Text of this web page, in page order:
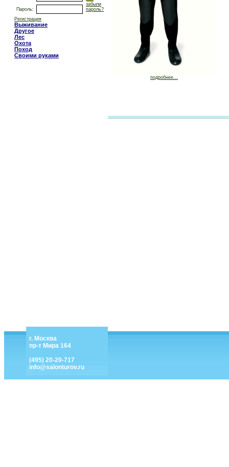
Пароль:
забыли
пароль?
Регистрация
Выживание
Другое
Лес
Охота
Поход
Своими руками
подробнее...
г. Москва
пр-т Мира 164
(495) 20-20-717
info@salonturov.ru